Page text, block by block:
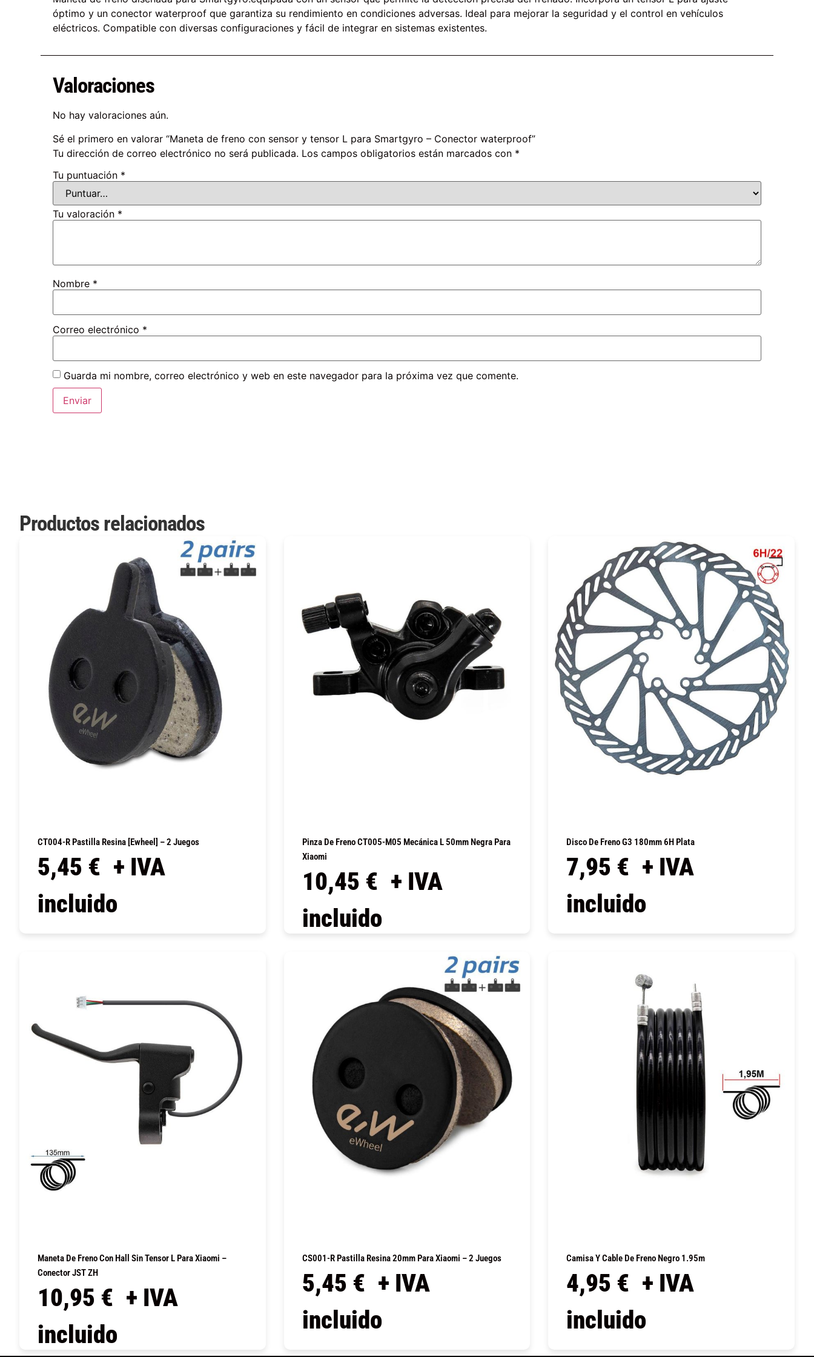
óptimo y un conector waterproof que garantiza su rendimiento en condiciones adversas. Ideal para mejorar la seguridad y el control en vehículos
eléctricos. Compatible con diversas configuraciones y fácil de integrar en sistemas existentes.
Valoraciones
No hay valoraciones aún.
Sé el primero en valorar “Maneta de freno con sensor y tensor L para Smartgyro – Conector waterproof”
Tu dirección de correo electrónico no será publicada. Los campos obligatorios están marcados con *
Tu puntuación *
Tu valoración *
Nombre *
Correo electrónico *
Guarda mi nombre, correo electrónico y web en este navegador para la próxima vez que comente.
Productos relacionados
CT004-R Pastilla Resina [Ewheel] – 2 Juegos
5,45 € + IVA
incluido
Pinza De Freno CT005-M05 Mecánica L 50mm Negra Para
Xiaomi
10,45 € + IVA
incluido
Disco De Freno G3 180mm 6H Plata
7,95 € + IVA
incluido
Maneta De Freno Con Hall Sin Tensor L Para Xiaomi –
Conector JST ZH
10,95 € + IVA
incluido
CS001-R Pastilla Resina 20mm Para Xiaomi – 2 Juegos
5,45 € + IVA
incluido
Camisa Y Cable De Freno Negro 1.95m
4,95 € + IVA
incluido